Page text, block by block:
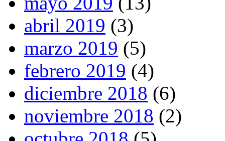
abril 2019 (3)
marzo 2019 (5)
febrero 2019 (4)
diciembre 2018 (6)
noviembre 2018 (2)